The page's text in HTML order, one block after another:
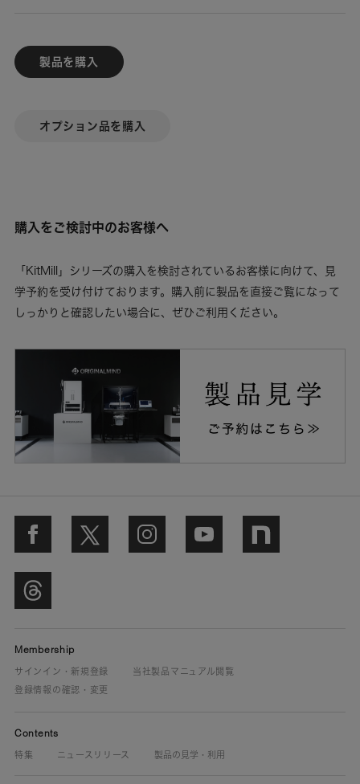
製品を購入
オプション品を購入
購入をご検討中のお客様へ
「KitMill」シリーズの購入を検討されているお客様に向けて、見
学予約を受け付けております。購入前に製品を直接ご覧になって
しっかりと確認したい場合に、ぜひご利用ください。
Membership
サインイン・新規登録
当社製品マニュアル閲覧
登録情報の確認・変更
Contents
特集 ニュースリリース 製品の見学・利用